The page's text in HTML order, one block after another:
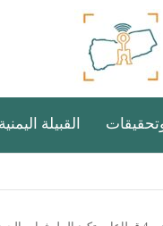
القبيلة اليمنية